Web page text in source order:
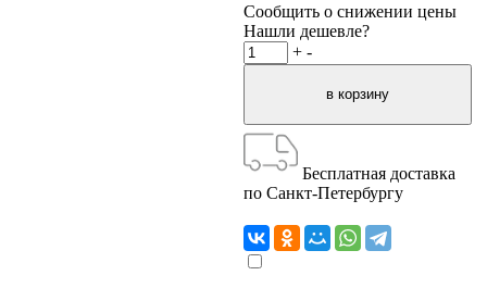
Сообщить о снижении цены
Нашли дешевле?
+ -
Бесплатная доставка
по Санкт-Петербургу